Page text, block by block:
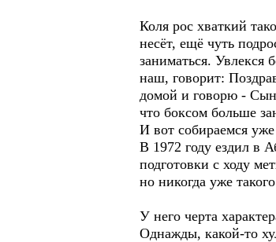
Коля рос хваткий
несёт, ещё чуть
заниматься. Увлекся
наш, говорит:
домой и говорю -
что боксом больше
И вот собираемся
В 1972 году ездил в
подготовки с ходу
но никогда уже
У него черта
Однажды, какой-то